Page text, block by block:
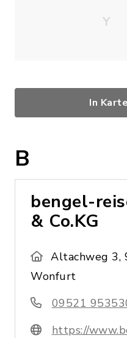
Y
In
B
bengel-
& Co.KG
Altachweg 3,
Wonfurt
09521
https://